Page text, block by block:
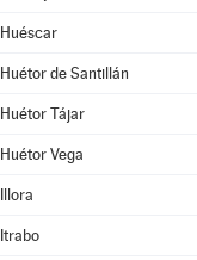
Huéscar
Huétor de Santillán
Huétor Tájar
Huétor Vega
Illora
Itrabo